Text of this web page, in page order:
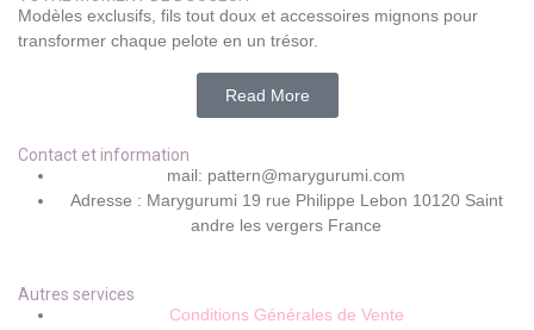
Modèles exclusifs, fils tout doux et accessoires mignons pour
transformer chaque pelote en un trésor.
Read More
Contact et information
mail: pattern@marygurumi.com
Adresse : Marygurumi 19 rue Philippe Lebon 10120 Saint
andre les vergers France
Autres services
Conditions Générales de Vente